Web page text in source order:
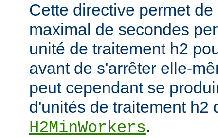
Cette directive permet
maximal de secondes
unité de traitement h2
avant de s'arrêter elle-
peut cependant se
d'unités de traitement h2
H2MinWorkers.